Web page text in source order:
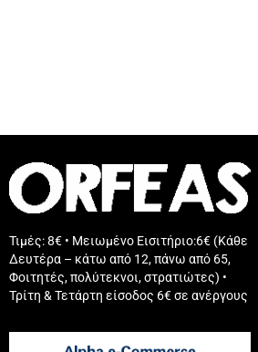
Τιμές: 8€ • Μειωμένο Εισιτήριο:6€ (Κάθε
Δευτέρα – κάτω από 12, πάνω από 65,
Φοιτητές, πολύτεκνοι, στρατιώτες) •
Τρίτη & Τετάρτη είσοδος 6€ σε ανέργους